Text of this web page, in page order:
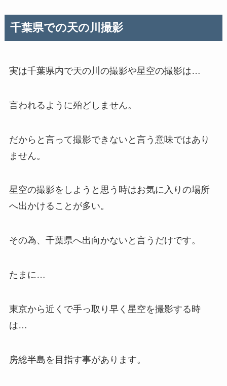
千葉県での天の川撮影
実は千葉県内で天の川の撮影や星空の撮影は…
言われるように殆どしません。
だからと言って撮影できないと言う意味ではあり
ません。
星空の撮影をしようと思う時はお気に入りの場所
へ出かけることが多い。
その為、千葉県へ出向かないと言うだけです。
たまに…
東京から近くで手っ取り早く星空を撮影する時
は…
房総半島を目指す事があります。